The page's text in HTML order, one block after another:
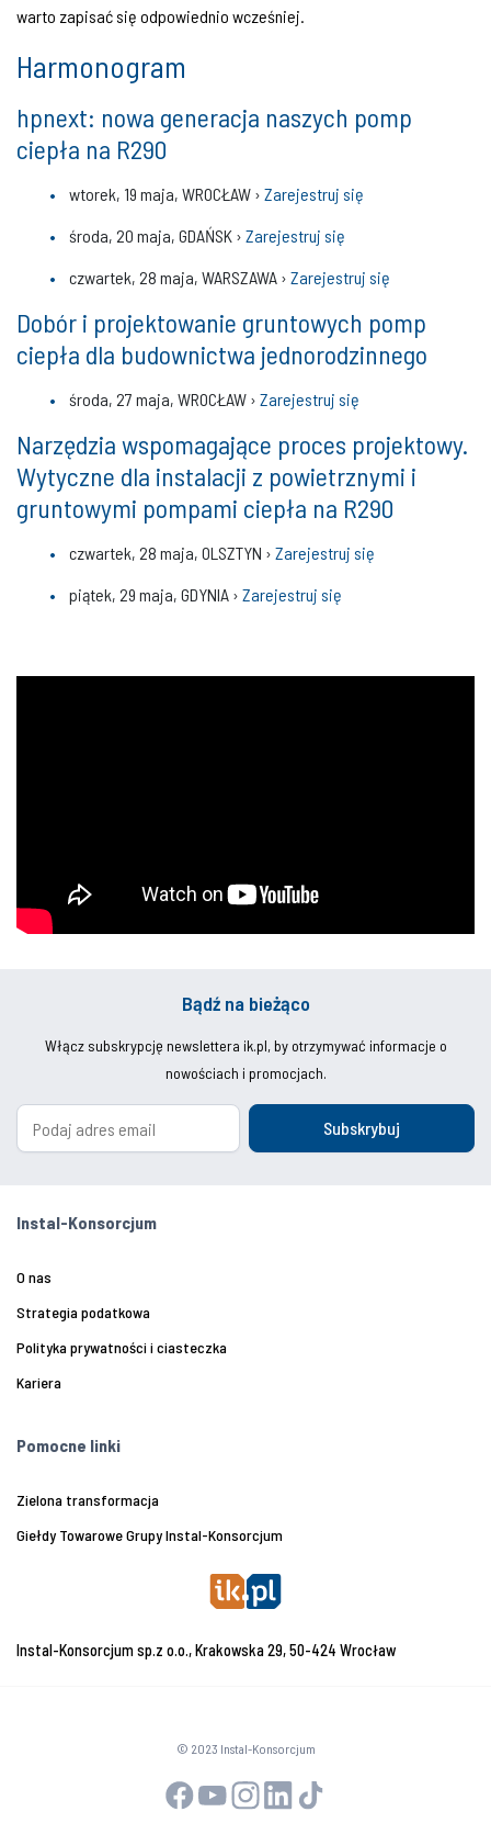
warto zapisać się odpowiednio wcześniej.
Harmonogram
hpnext: nowa generacja naszych pomp
ciepła na R290
wtorek, 19 maja, WROCŁAW › Zarejestruj się
środa, 20 maja, GDAŃSK › Zarejestruj się
czwartek, 28 maja, WARSZAWA › Zarejestruj się
Dobór i projektowanie gruntowych pomp
ciepła dla budownictwa jednorodzinnego
środa, 27 maja, WROCŁAW › Zarejestruj się
Narzędzia wspomagające proces projektowy.
Wytyczne dla instalacji z powietrznymi i
gruntowymi pompami ciepła na R290
czwartek, 28 maja, OLSZTYN › Zarejestruj się
piątek, 29 maja, GDYNIA › Zarejestruj się
Bądź na bieżąco
Włącz subskrypcję newslettera ik.pl, by otrzymywać informacje o
nowościach i promocjach.
Subskrybuj
Instal-Konsorcjum
O nas
Strategia podatkowa
Polityka prywatności i ciasteczka
Kariera
Pomocne linki
Zielona transformacja
Giełdy Towarowe Grupy Instal-Konsorcjum
Instal-Konsorcjum sp.z o.o., Krakowska 29, 50-424 Wrocław
© 2023 Instal-Konsorcjum